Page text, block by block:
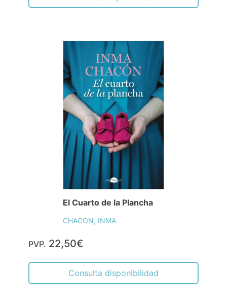
El Cuarto de la Plancha
CHACON, INMA
PVP. 22,50€
Consulta disponibilidad